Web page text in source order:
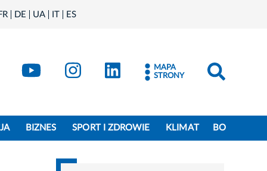
DE UA IT ES
Kraków - X
Kraków - YouTube
Kraków - Instagram
Kraków - LinkedIn
MAPA
STRONY
BIZNES SPORT I ZDROWIE KLIMAT BO